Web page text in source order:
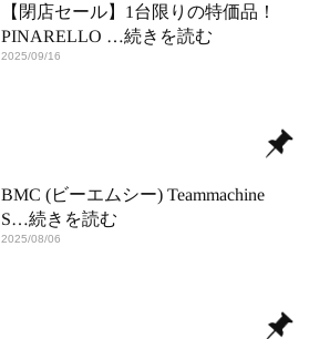
【閉店セール】1台限りの特価品！
PINARELLO …続きを読む
2025/09/16
BMC (ビーエムシー) Teammachine
S…続きを読む
2025/08/06